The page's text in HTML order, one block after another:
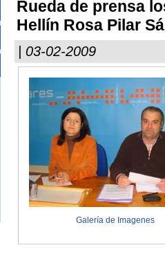
Rueda de prensa
Hellín Rosa Pilar
| 03-02-2009
Galería de Imagenes